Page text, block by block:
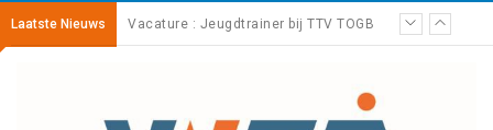
Laatste Nieuws
Vacature : Jeugdtrainer bij TTV TOGB
Bijscholing – Impliciet leren